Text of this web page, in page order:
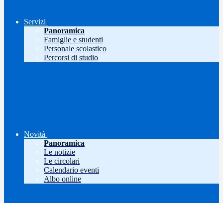
Servizi
Panoramica
Famiglie e studenti
Personale scolastico
Percorsi di studio
Novità
Panoramica
Le notizie
Le circolari
Calendario eventi
Albo online